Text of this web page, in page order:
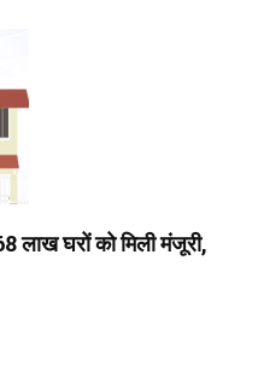
घरों को मिली मंजूरी,